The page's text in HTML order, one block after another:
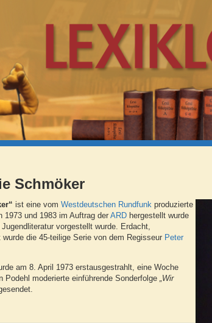
Schmöker
ist eine vom Westdeutschen Rundfunk produzierte
1973 und 1983 im Auftrag der ARD hergestellt wurde
vorgestellt wurde. Erdacht,
die 45-teilige Serie von dem Regisseur Peter
am 8. April 1973 erstausgestrahlt, eine Woche
Podehl moderierte einführende Sonderfolge „Wir